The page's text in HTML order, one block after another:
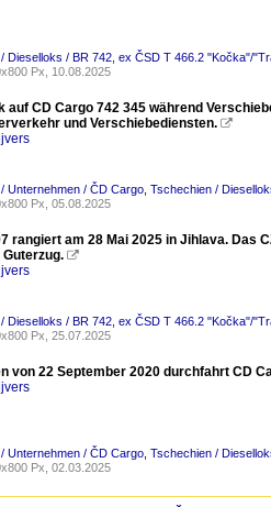
Dieselloks / BR 742, ex ČSD T 466.2 "Kočka"/
Px, 10.08.2025
auf CD Cargo 742 345 während
und Verschiebediensten. 
Unternehmen / ČD Cargo Tschechien /
Px, 05.08.2025
rangiert am 28 Mai 2025 in Jihlava. Das

Dieselloks / BR 742, ex ČSD T 466.2 "Kočka"/
Px, 25.07.2025
von 22 September 2020 durchfahrt CD
Unternehmen / ČD Cargo Tschechien /
Px, 02.03.2025